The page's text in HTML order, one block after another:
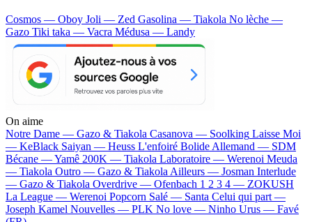
Cosmos — Oboy Joli — Zed Gasolina — Tiakola No lèche —
Gazo Tiki taka — Vacra Médusa — Landy
On aime
Notre Dame — Gazo & Tiakola Casanova — Soolking Laisse Moi
— KeBlack Saiyan — Heuss L'enfoiré Bolide Allemand — SDM
Bécane —Yamê 200K — Tiakola Laboratoire — Werenoi Meuda
— Tiakola Outro — Gazo & TiakolaAilleurs — Josman Interlude
— Gazo & Tiakola Overdrive — Ofenbach 1 2 3 4 — ZOKUSH
La League — Werenoi Popcorn Salé — Santa Celui qui part —
Joseph Kamel Nouvelles — PLK No love — Ninho Urus — Favé